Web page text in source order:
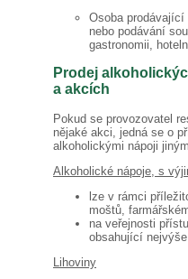
Osoba
nebo podávání
gastronomii,
Prodej
a akcích
Pokud se provozovatel
nějaké akci, jedná se o
alkoholickými nápoji
Alkoholické nápoje, s
lze v rámci
moštů,
na veřejnosti
obsahující
Lihoviny